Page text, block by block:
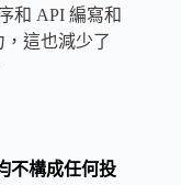
和 API 編寫和
這也減少了
不構成任何投